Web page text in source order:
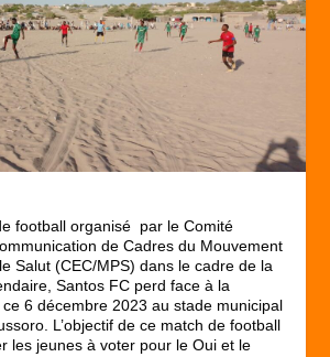
football organisé par le Comité
de Cadres du Mouvement
Salut (CEC/MPS) dans le cadre de la
Santos FC perd face à la
6 décembre 2023 au stade municipal
L’objectif de ce match de football
les jeunes à voter pour le Oui et le